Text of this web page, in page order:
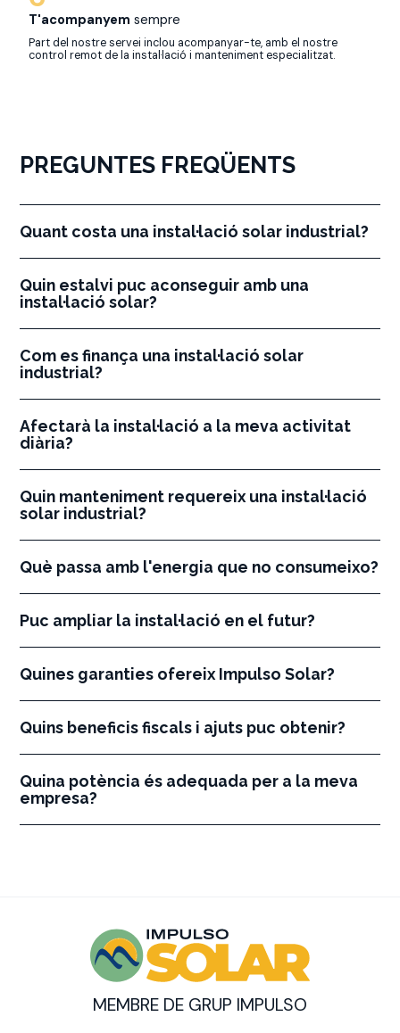
T'acompanyem sempre
Part del nostre servei inclou acompanyar-te, amb el nostre
control remot de la instal·lació i manteniment especialitzat.
PREGUNTES FREQÜENTS
Quant costa una instal·lació solar industrial?
Quin estalvi puc aconseguir amb una
instal·lació solar?
Com es finança una instal·lació solar
industrial?
Afectarà la instal·lació a la meva activitat
diària?
Quin manteniment requereix una instal·lació
solar industrial?
Què passa amb l'energia que no consumeixo?
Puc ampliar la instal·lació en el futur?
Quines garanties ofereix Impulso Solar?
Quins beneficis fiscals i ajuts puc obtenir?
Quina potència és adequada per a la meva
empresa?
MEMBRE DE GRUP IMPULSO